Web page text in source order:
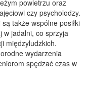
powietrzu oraz
czy psycholodzy.
także wspólne posiłki
w jadalni, co sprzyja
międzyludzkich.
wydarzenia
spędzać czas w